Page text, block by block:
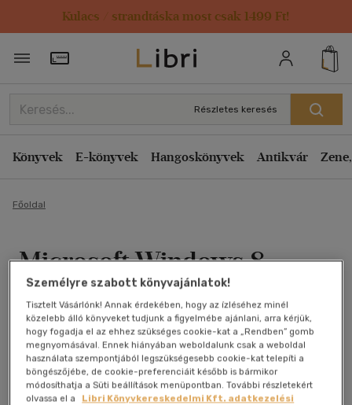
Kulacs / strandtáska most csak 1499 Ft!
Törzsvásárlói Kártya adatai
Részletes keresés
Könyvek E-könyvek Hangoskönyvek Antikvár
Főoldal
Microsoft Windows 8
zsebkönyv
Bártfai Barnabás
Antikvár könyv (3db)
Személyre szabott könyvajánlatok!
Tisztelt Vásárlónk! Annak érdekében, hogy az ízléséhez minél
közelebb álló könyveket tudjunk a figyelmébe ajánlani, arra kérjük,
hogy fogadja el az ehhez szükséges cookie-kat a „Rendben” gomb
megnyomásával. Ennek hiányában weboldalunk csak a weboldal
használata szempontjából legszükségesebb cookie-kat telepíti a
böngészőjébe, de cookie-preferenciáit később is bármikor
módosíthatja a Süti beállítások menüpontban. További részletekért
olvassa el a
Libri Könyvkereskedelmi Kft. adatkezelési